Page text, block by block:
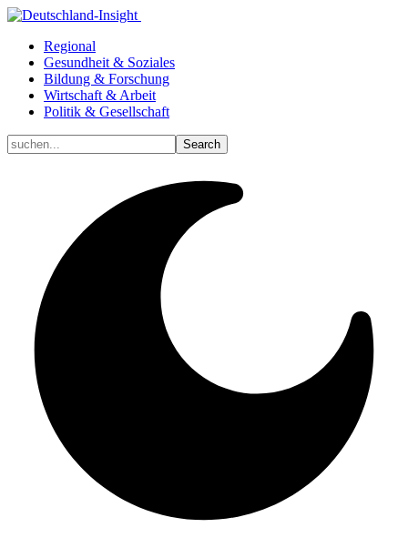
Regional
Gesundheit & Soziales
Bildung & Forschung
Wirtschaft & Arbeit
Politik & Gesellschaft